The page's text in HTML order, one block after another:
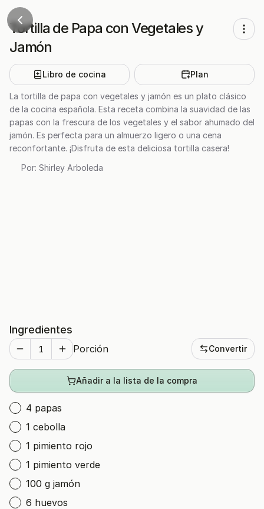
Tortilla de Papa con Vegetales y
Jamón
Libro de cocina Plan
La tortilla de papa con vegetales y jamón es un plato clásico
de la cocina española. Esta receta combina la suavidad de las
papas con la frescura de los vegetales y el sabor ahumado del
jamón. Es perfecta para un almuerzo ligero o una cena
reconfortante. ¡Disfruta de esta deliciosa tortilla casera!
Por: Shirley Arboleda
Ingredientes
Porción Convertir
Añadir a la lista de la compra
4 papas
1 cebolla
1 pimiento rojo
1 pimiento verde
100 g jamón
6 huevos